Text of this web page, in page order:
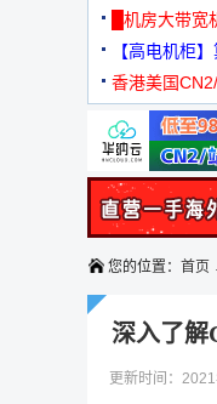
元
█机房大带宽
【高电机柜
机
香港美国
广告 商业广告，理性选择
您的位置： 首页
深入了解
更新时间：